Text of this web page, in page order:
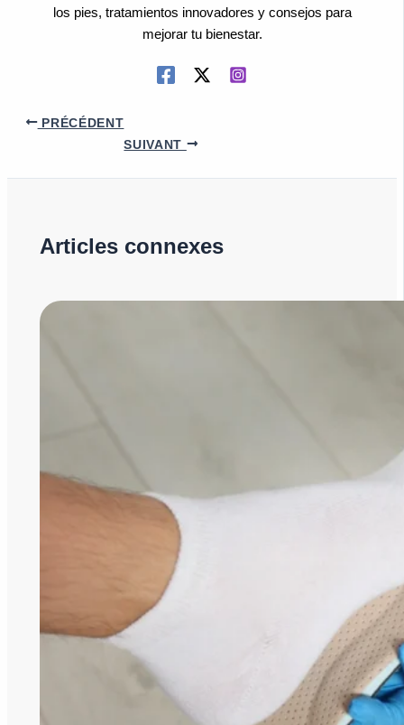
los pies, tratamientos innovadores y consejos para
mejorar tu bienestar.
PRÉCÉDENT
SUIVANT
Articles connexes